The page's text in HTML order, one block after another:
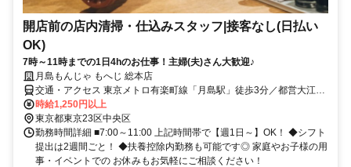
開店前の店内清掃・仕込みスタッフ|接客なし(日払い
OK)
7時～11時までの1日4hのお仕事！主婦(夫)さん大歓迎♪
月島もんじゃ もへじ 総本店
交通・アクセス 東京メトロ有楽町線「月島駅」徒歩3分／都営大江戸
線「月島駅」徒歩3分／都営大江戸線「勝どき駅」徒歩5分
時給1,250円以上
東京都東京23区中央区
勤務時間詳細 ■7:00～11:00 上記時間帯で【週1日～】OK！ ◆シフト
提出は2週間ごと！ ◆扶養控除内勤務も可能です◎ 家庭やお子様の用
事・イベントでの お休みもお気軽にご相談ください！